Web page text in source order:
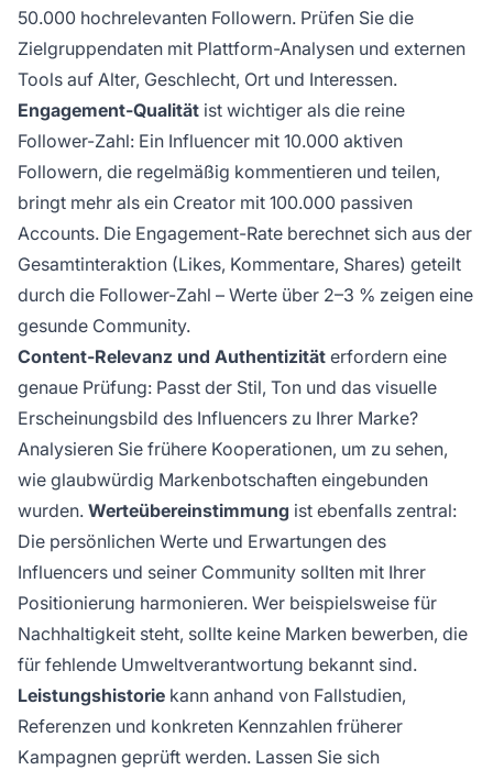
50.000 hochrelevanten Followern. Prüfen Sie die
Zielgruppendaten mit Plattform-Analysen und externen
Tools auf Alter, Geschlecht, Ort und Interessen.
Engagement-Qualität ist wichtiger als die reine
Follower-Zahl: Ein Influencer mit 10.000 aktiven
Followern, die regelmäßig kommentieren und teilen,
bringt mehr als ein Creator mit 100.000 passiven
Accounts. Die Engagement-Rate berechnet sich aus der
Gesamtinteraktion (Likes, Kommentare, Shares) geteilt
durch die Follower-Zahl – Werte über 2–3 % zeigen eine
gesunde Community.
Content-Relevanz und Authentizität erfordern eine
genaue Prüfung: Passt der Stil, Ton und das visuelle
Erscheinungsbild des Influencers zu Ihrer Marke?
Analysieren Sie frühere Kooperationen, um zu sehen,
wie glaubwürdig Markenbotschaften eingebunden
wurden. Werteübereinstimmung ist ebenfalls zentral:
Die persönlichen Werte und Erwartungen des
Influencers und seiner Community sollten mit Ihrer
Positionierung harmonieren. Wer beispielsweise für
Nachhaltigkeit steht, sollte keine Marken bewerben, die
für fehlende Umweltverantwortung bekannt sind.
Leistungshistorie kann anhand von Fallstudien,
Referenzen und konkreten Kennzahlen früherer
Kampagnen geprüft werden. Lassen Sie sich